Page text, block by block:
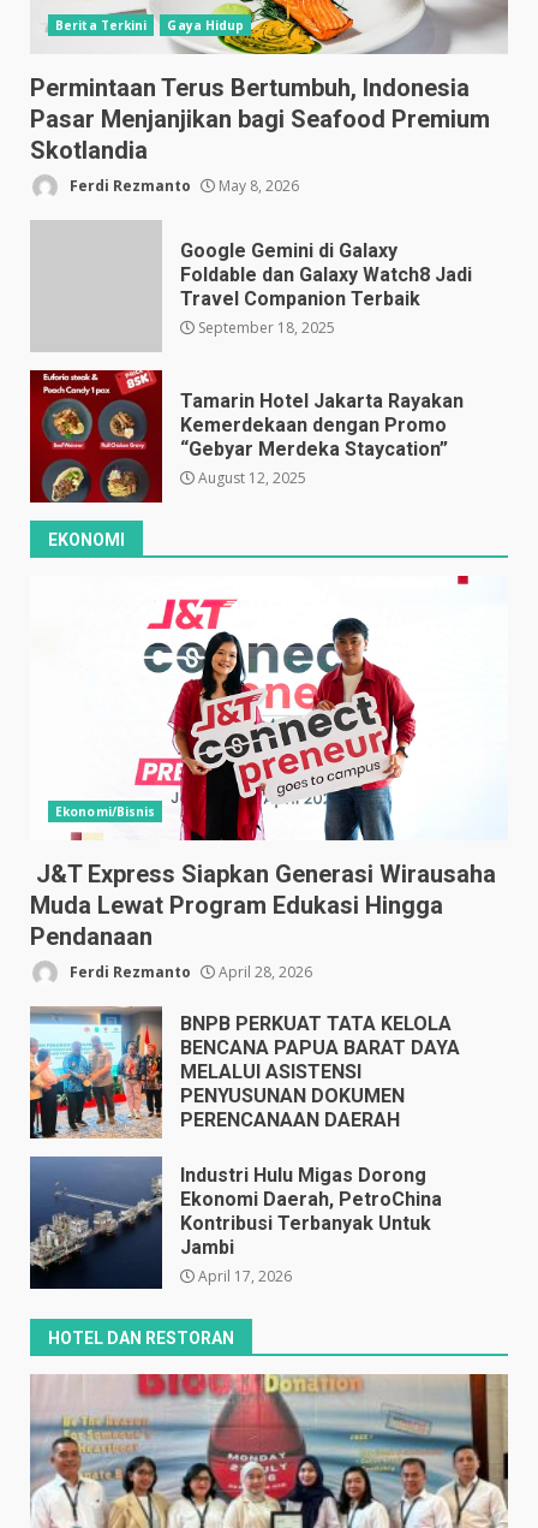
Berita Terkini Gaya Hidup
Permintaan Terus Bertumbuh, Indonesia
Pasar Menjanjikan bagi Seafood Premium
Skotlandia
Ferdi Rezmanto May 8, 2026
Google Gemini di Galaxy
Foldable dan Galaxy Watch8 Jadi
Travel Companion Terbaik
September 18, 2025
Tamarin Hotel Jakarta Rayakan
Kemerdekaan dengan Promo
“Gebyar Merdeka Staycation”
August 12, 2025
EKONOMI
Ekonomi/Bisnis
J&T Express Siapkan Generasi Wirausaha
Muda Lewat Program Edukasi Hingga
Pendanaan
Ferdi Rezmanto April 28, 2026
BNPB PERKUAT TATA KELOLA
BENCANA PAPUA BARAT DAYA
MELALUI ASISTENSI
PENYUSUNAN DOKUMEN
PERENCANAAN DAERAH
Industri Hulu Migas Dorong
Ekonomi Daerah, PetroChina
Kontribusi Terbanyak Untuk
Jambi
April 17, 2026
HOTEL DAN RESTORAN